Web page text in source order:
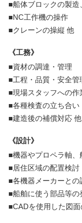
■船体ブロックの製造
■NC工作機の操作
■クレーンの操縦 他
《工務》
■資材の調達・管理
■工程・品質・安全管
■現場スタッフへの作
■各種検査の立ち合い
■建造後の補償対応 他
《設計》
■機器やプロペラ軸
■居住区域の配置検討
■各機器メーカーとの
■船舶に使う部品等の
■CADを使用した図